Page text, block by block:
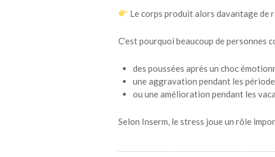
Le corps produit alors davantage de
C’est pourquoi beaucoup de personnes
des poussées après un choc
une aggravation pendant les
ou une amélioration pendant les
Selon Inserm, le stress joue un rôle